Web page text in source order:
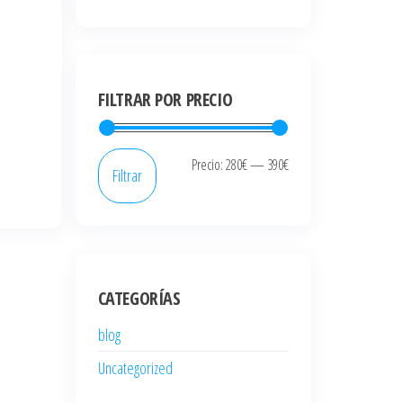
FILTRAR POR PRECIO
Precio
Precio
Filtrar Precio:280€— 390€
CATEGORÍAS
blog
Uncategorized